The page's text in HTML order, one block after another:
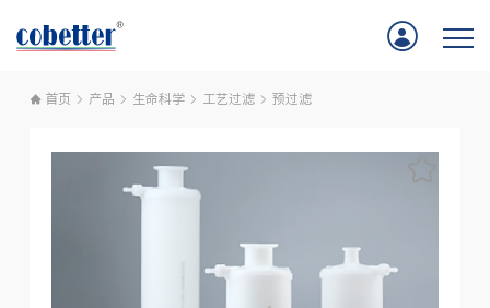
首页
首页 产品 生命科学 工艺过滤 预过滤